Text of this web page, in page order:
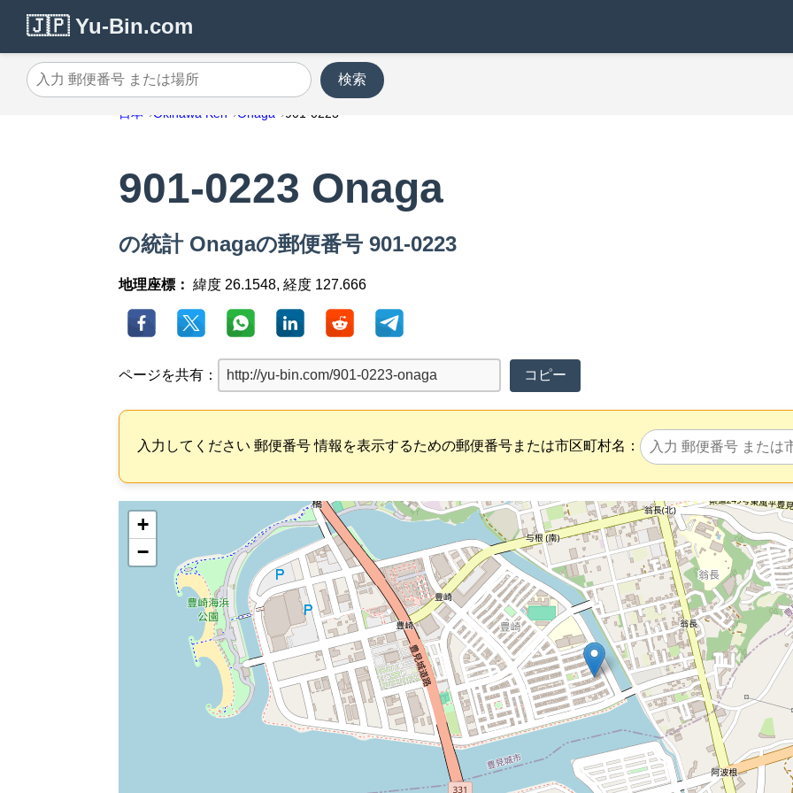
🇯🇵 Yu-Bin.com
入力 郵便番号 または場所
検索
日本 Okinawa Ken Onaga 901-0223
901-0223 Onaga
の統計 Onagaの郵便番号 901-0223
地理座標： 緯度 26.1548, 経度 127.666
ページを共有： コピー
入力してください 郵便番号 情報を表示するための郵便番号または市区町村名：
+
−